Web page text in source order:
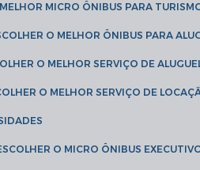
MELHOR MICRO ÔNIBUS PARA
O MELHOR ÔNIBUS PARA
O MELHOR SERVIÇO DE
O MELHOR SERVIÇO DE
O MICRO ÔNIBUS